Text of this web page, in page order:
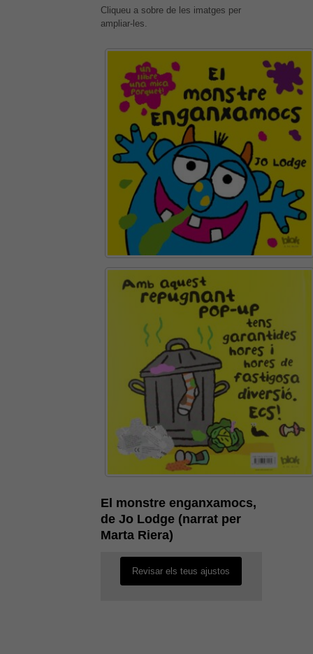
Cliqueu a sobre de les imatges per
ampliar-les.
El monstre enganxamocs,
de Jo Lodge (narrat per
Marta Riera)
configuració us impedeixi veure
aquest contingut. El més probable
és que tinguis l'experiència
desactivada.
Revisar els teus ajustos